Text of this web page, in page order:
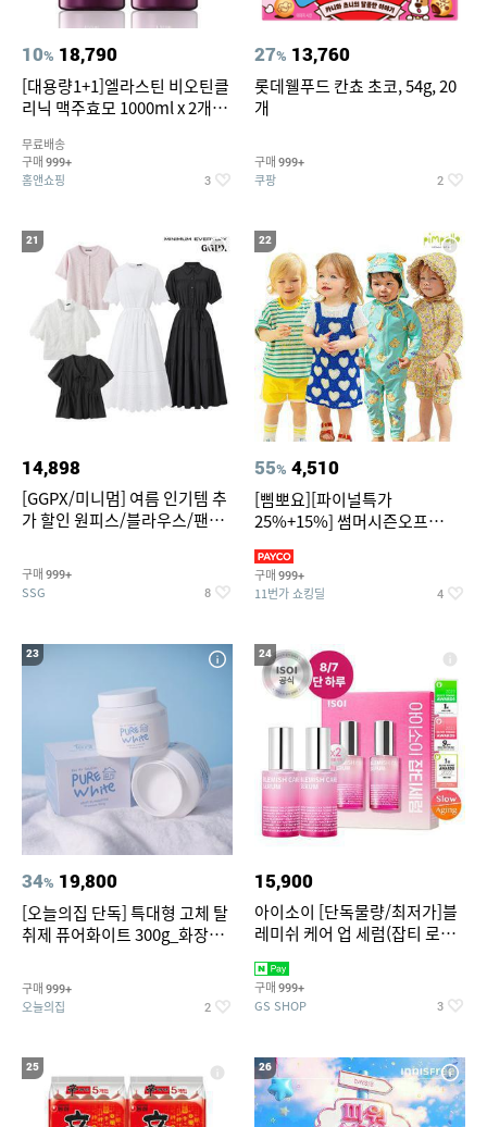
10% 18,790
[대용량1+1]엘라스틴 비오틴클
리닉 맥주효모 1000ml x 2개
무료배송
구매 999+
홈앤쇼핑 3
27% 13,760
롯데웰푸드 칸쵸 초코, 54g, 20
개
구매 999+
쿠팡 2
21
14,898
[GGPX/미니멈] 여름 인기템 추
가 할인 원피스/블라우스/팬츠
구매 999+
SSG 8
22
55% 4,510
[삠뽀요][파이널특가
25%+15%] 썸머시즌오프
영복/티셔츠/
구매 999+
11번가 쇼킹딜 4
23
34% 19,800
[오늘의집 단독] 특대형 고체 탈
취제 퓨어화이트 300g_화장실
구매 999+
오늘의집 2
24
15,900
아이소이 [단독물량/최저가]블
레미쉬 케어 업 세럼(잡티 로즈
2027-04-24)
구매 999+
GS SHOP 3
25 26